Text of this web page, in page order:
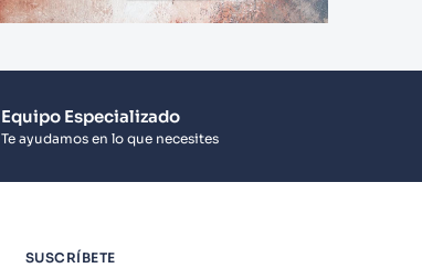
Equipo Especializado
Te ayudamos en lo que necesites
SUSCRÍBETE